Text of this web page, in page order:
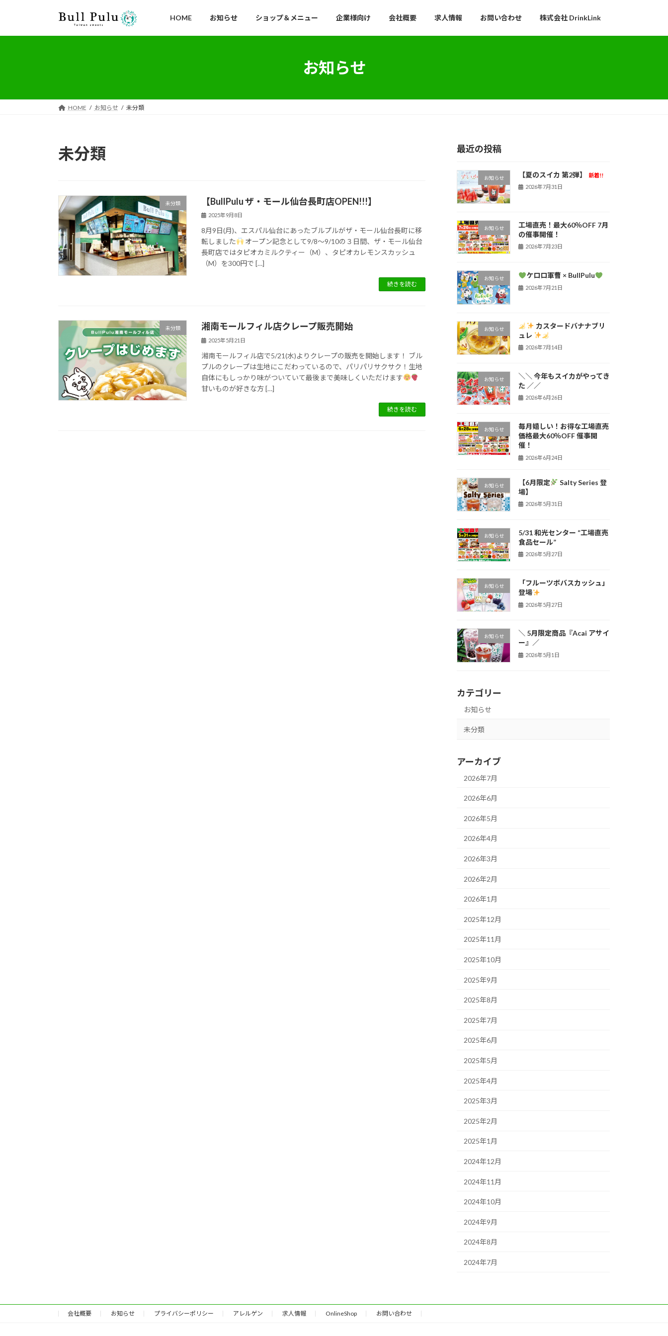
ッ
移
HOME お知らせ ショップ＆メニュー 企業様向け 会社概要 求人情報 お問い合わせ 株式会社 DrinkLink
お知らせ
HOME お知らせ 未分類
未分類
未分類 【BullPulu ザ・モール仙台長町店OPEN!!!】
2025年9月8日
8月9日(月)、エスパル仙台にあったブルプルがザ・モール仙台長町に移
転しました
オープン記念として9/8〜9/10の３日間、ザ・モール仙台
長町店ではタピオカミルクティー（M）、タピオカレモンスカッシュ
（M）を300円で […]
続きを読む
未分類 湘南モールフィル店クレープ販売開始
2025年5月21日
湘南モールフィル店で5/21(水)よりクレープの販売を開始します！ ブル
プルのクレープは生地にこだわっているので、パリパリサクサク！生地
自体にもしっかり味がついていて最後まで美味しくいただけます
甘いものが好きな方 […]
続きを読む
最近の投稿
お知らせ 【夏のスイカ 第2弾】
新着!!
2026年7月31日
お知らせ
工場直売！最大60％OFF 7月
の催事開催！
2026年7月23日
お知らせ ケロロ軍曹 × BullPulu
2026年7月21日
お知らせ
カスタードバナナブリ
ュレ
2026年7月14日
お知らせ
＼＼ 今年もスイカがやってき
た ／／
2026年6月26日
お知らせ
毎月嬉しい！お得な工場直売
価格最大60％OFF 催事開
催！
2026年6月24日
お知らせ 【6月限定
Salty Series 登
場】
2026年5月31日
お知らせ
5/31 和光センター “工場直売
食品セール”
2026年5月27日
お知らせ
「フルーツボバスカッシュ」
登場
2026年5月27日
お知らせ
＼ 5月限定商品『Acai アサイ
ー』／
2026年5月1日
カテゴリー
お知らせ
未分類
アーカイブ
2026年7月
2026年6月
2026年5月
2026年4月
2026年3月
2026年2月
2026年1月
2025年12月
2025年11月
2025年10月
2025年9月
2025年8月
2025年7月
2025年6月
2025年5月
2025年4月
2025年3月
2025年2月
2025年1月
2024年12月
2024年11月
2024年10月
2024年9月
2024年8月
2024年7月
会社概要 お知らせ プライバシーポリシー アレルゲン 求人情報 OnlineShop お問い合わせ